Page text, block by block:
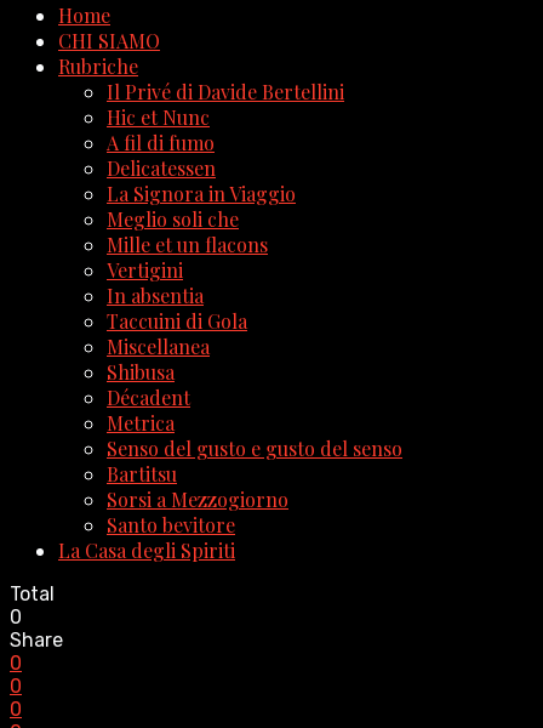
Home
CHI SIAMO
Rubriche
Il Privé di Davide Bertellini
Hic et Nunc
A fil di fumo
Delicatessen
La Signora in Viaggio
Meglio soli che
Mille et un flacons
Vertigini
In absentia
Taccuini di Gola
Miscellanea
Shibusa
Décadent
Metrica
Senso del gusto e gusto del senso
Bartitsu
Sorsi a Mezzogiorno
Santo bevitore
La Casa degli Spiriti
Total
0
Share
0
0
0